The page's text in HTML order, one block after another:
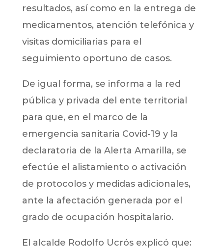
resultados, así como en la entrega de
medicamentos, atención telefónica y
visitas domiciliarias para el
seguimiento oportuno de casos.
De igual forma, se informa a la red
pública y privada del ente territorial
para que, en el marco de la
emergencia sanitaria Covid-19 y la
declaratoria de la Alerta Amarilla, se
efectúe el alistamiento o activación
de protocolos y medidas adicionales,
ante la afectación generada por el
grado de ocupación hospitalario.
El alcalde Rodolfo Ucrós explicó que: